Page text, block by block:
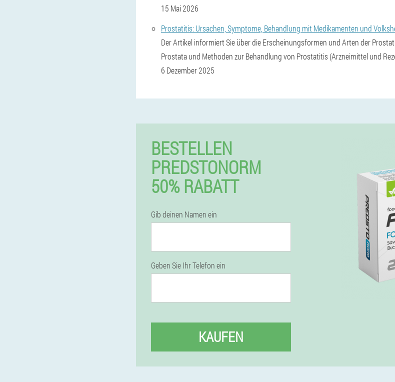
15 Mai 2026
Prostatitis: Ursachen, Symptome, Behandlung mit Medikamenten und
Der Artikel informiert Sie über die Erscheinungsformen und Arten der
Prostata und Methoden zur Behandlung von Prostatitis (Arzneimittel und
6 Dezember 2025
BESTELLEN
PREDSTONORM
50% RABATT
Gib deinen Namen ein
Geben Sie Ihr Telefon ein
KAUFEN